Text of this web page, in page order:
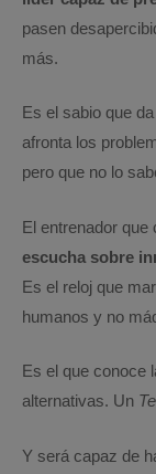
pasen
más.
Es el sabio que
afronta los
pero que no lo
El entrenador que
escucha sobre
Es el reloj que
humanos y no
Es el que conoce
alternativas. Un
Y será capaz de